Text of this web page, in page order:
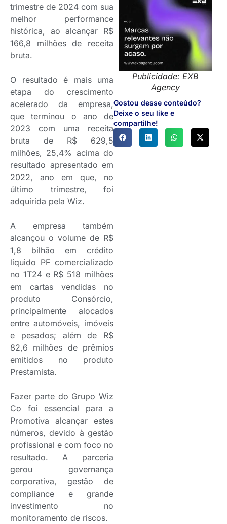
Publicidade: EXB
Agency
Gostou desse conteúdo?
Deixe o seu like e
compartilhe!
trimestre de 2024 com sua
melhor performance
histórica, ao alcançar R$
166,8 milhões de receita
bruta.
O resultado é mais uma
etapa do crescimento
acelerado da empresa,
que terminou o ano de
2023 com uma receita
bruta de R$ 629,5
milhões, 25,4% acima do
resultado apresentado em
2022, ano em que, no
último trimestre, foi
adquirida pela Wiz.
A empresa também
alcançou o volume de R$
1,8 bilhão em crédito
líquido PF comercializado
no 1T24 e R$ 518 milhões
em cartas vendidas no
produto Consórcio,
principalmente alocados
entre automóveis, imóveis
e pesados; além de R$
82,6 milhões de prêmios
emitidos no produto
Prestamista.
Fazer parte do Grupo Wiz
Co foi essencial para a
Promotiva alcançar estes
números, devido à gestão
profissional e com foco no
resultado. A parceria
gerou governança
corporativa, gestão de
compliance e grande
investimento no
monitoramento de riscos.